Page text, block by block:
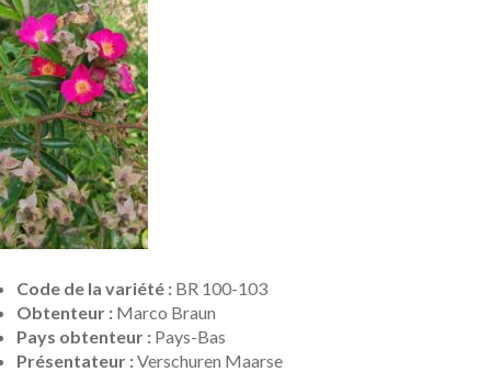
Code de la variété : BR 100-103
Obtenteur : Marco Braun
Pays obtenteur : Pays-Bas
Présentateur :Verschuren Maarse